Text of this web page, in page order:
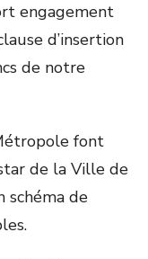
engagement
d’insertion
de notre
font
de la Ville de
schéma de